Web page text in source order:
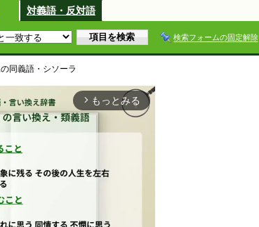
対義語・反対語
検索フォームの固定解除
の同義語・シソーラ
arrow_forward_ios もっとみる